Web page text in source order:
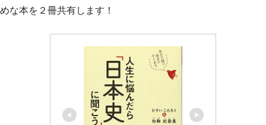
めな本を２冊共有します！